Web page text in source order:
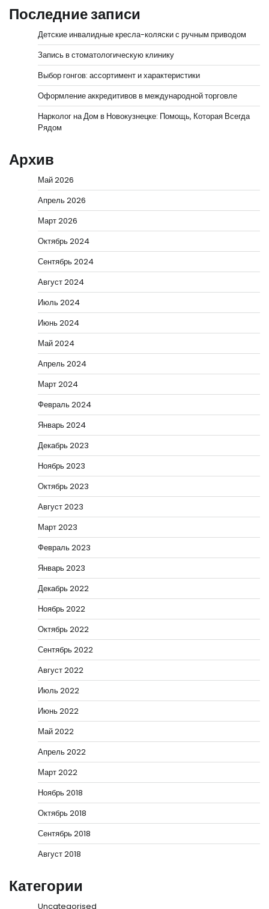
Последние записи
Детские инвалидные кресла-коляски с ручным приводом
Запись в стоматологическую клинику
Выбор гонгов: ассортимент и характеристики
Оформление аккредитивов в международной торговле
Нарколог на Дом в Новокузнецке: Помощь, Которая Всегда
Рядом
Архив
Май 2026
Апрель 2026
Март 2026
Октябрь 2024
Сентябрь 2024
Август 2024
Июль 2024
Июнь 2024
Май 2024
Апрель 2024
Март 2024
Февраль 2024
Январь 2024
Декабрь 2023
Ноябрь 2023
Октябрь 2023
Август 2023
Март 2023
Февраль 2023
Январь 2023
Декабрь 2022
Ноябрь 2022
Октябрь 2022
Сентябрь 2022
Август 2022
Июль 2022
Июнь 2022
Май 2022
Апрель 2022
Март 2022
Ноябрь 2018
Октябрь 2018
Сентябрь 2018
Август 2018
Категории
Uncategorised